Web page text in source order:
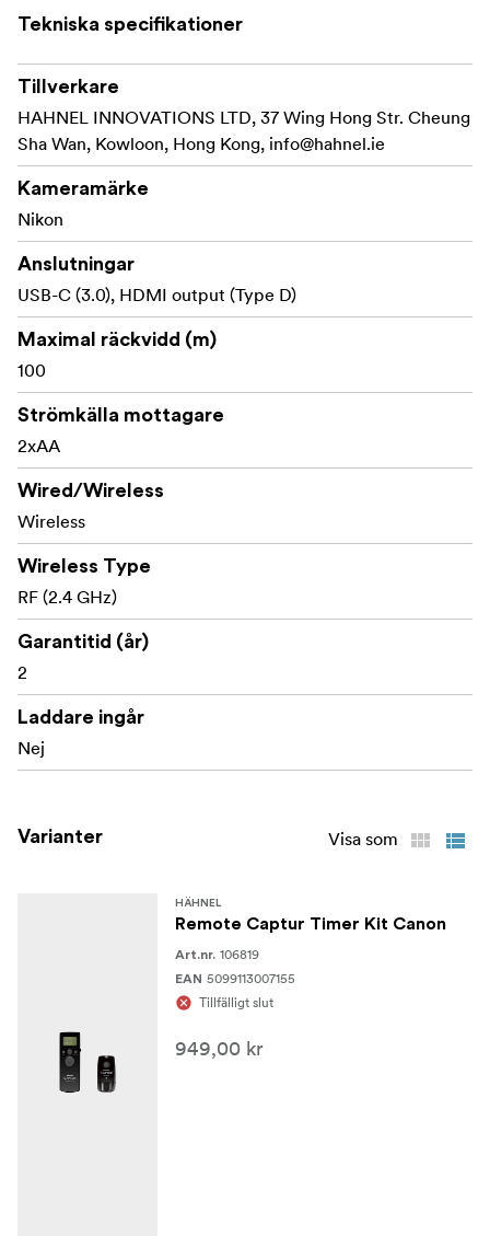
100m räckvidd
Ytterligare mottagare finns (köps separat) för
Kan integreras med andra Captur moduler
Stor lättläst LCD
Tekniska specifikationer
Tillverkare
HAHNEL INNOVATIONS LTD, 37 Wing Hong Str. Cheung
Sha Wan, Kowloon, Hong Kong, info@hahnel.ie
Kameramärke
Nikon
Anslutningar
USB-C (3.0), HDMI output (Type D)
Maximal räckvidd (m)
100
Strömkälla mottagare
2xAA
Wired/Wireless
Wireless
Wireless Type
RF (2.4 GHz)
Garantitid (år)
2
Laddare ingår
Nej
Varianter Visa som
HÄHNEL
Remote Captur Timer Kit Canon
Art.nr. 106819
EAN 5099113007155
Tillfälligt slut
949,00 kr